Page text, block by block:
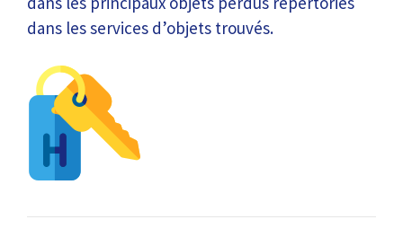
dans les services d’objets trouvés.